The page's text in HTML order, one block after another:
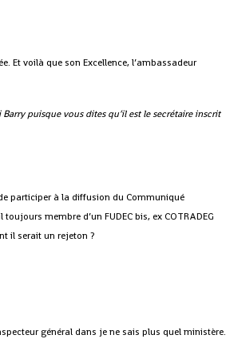
Et voilà que son Excellence, l’ambassadeur
puisque vous dites qu’il est le secrétaire inscrit
participer à la diffusion du Communiqué
membre d’un FUDEC bis, ex COTRADEG
il serait un rejeton ?
général dans je ne sais plus quel ministère.